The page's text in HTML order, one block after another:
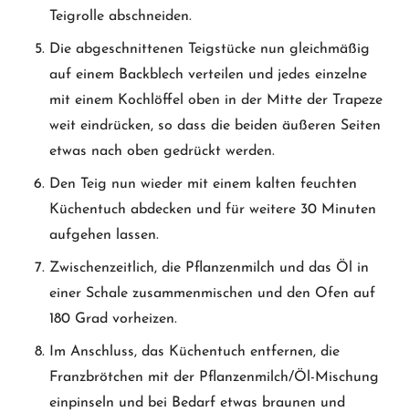
Teigrolle abschneiden.
Die abgeschnittenen Teigstücke nun gleichmäßig
auf einem Backblech verteilen und jedes einzelne
mit einem Kochlöffel oben in der Mitte der Trapeze
weit eindrücken, so dass die beiden äußeren Seiten
etwas nach oben gedrückt werden.
Den Teig nun wieder mit einem kalten feuchten
Küchentuch abdecken und für weitere 30 Minuten
aufgehen lassen.
Zwischenzeitlich, die Pflanzenmilch und das Öl in
einer Schale zusammenmischen und den Ofen auf
180 Grad vorheizen.
Im Anschluss, das Küchentuch entfernen, die
Franzbrötchen mit der Pflanzenmilch/Öl-Mischung
einpinseln und bei Bedarf etwas braunen und